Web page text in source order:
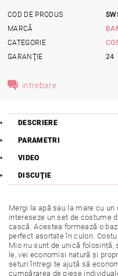
COD DE PRODUS
MARCĂ
CATEGORIE
GARANŢIE
24
intrebare
DESCRIERE
PARAMETRI
VIDEO
DISCUŢIE
Mergi la apă sau la mare cu
intereseze un set de costume
cască. Acestea formează o
perfect asortate în culori.
Mio nu sunt de unică folosință,
le, vei economisi natură și
seturi întregi te ajută să
cumpărarea de piese